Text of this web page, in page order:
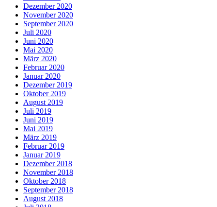
Dezember 2020
November 2020
September 2020
Juli 2020
Juni 2020
Mai 2020
März 2020
Februar 2020
Januar 2020
Dezember 2019
Oktober 2019
August 2019
Juli 2019
Juni 2019
Mai 2019
März 2019
Februar 2019
Januar 2019
Dezember 2018
November 2018
Oktober 2018
September 2018
August 2018